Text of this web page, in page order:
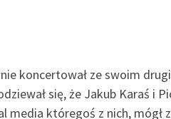
koncertował ze swoim
się, że Jakub Karaś i
media któregoś z nich, mógł